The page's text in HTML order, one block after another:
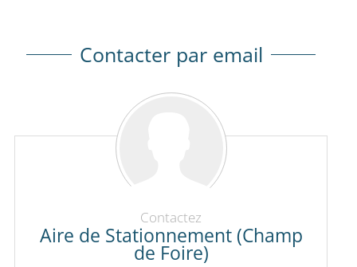
Contacter par email
Contactez
Aire de Stationnement (Champ
de Foire)